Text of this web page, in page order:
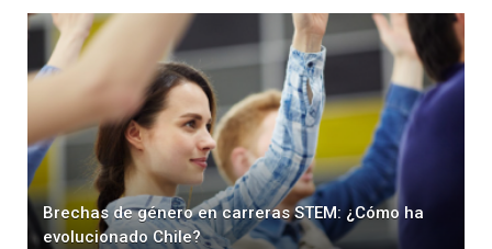
Brechas de género en carreras STEM: ¿Cómo ha
evolucionado Chile?